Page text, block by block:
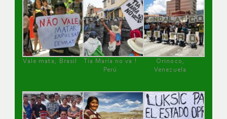
Vale mata, Brasil
Tía María no va !
Perú
Orinoco,
Venezuela